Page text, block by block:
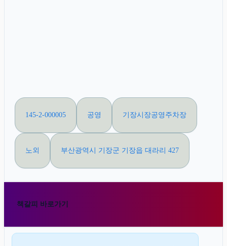
145-2-000005 공영 기장시장공영주차장
노외 부산광역시 기장군 기장읍 대라리 427
책갈피 바로가기